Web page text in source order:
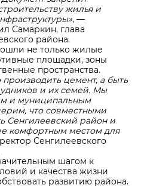
жилья и
, —
Самаркин, глава
района.
не только жилые
площадки, зоны
пространства.
цемент, а быть
и их семей. Мы
и муниципальным
что совместными
Сенгилеевский район и
комфортным местом для
Сенгилеевского
шагом к
и качества жизни
развитию района.